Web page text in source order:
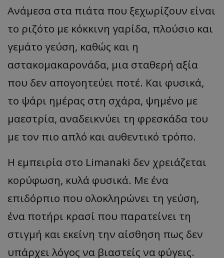
Ανάμεσα στα πιάτα που ξεχωρίζουν είναι
το ριζότο με κόκκινη γαρίδα, πλούσιο και
γεμάτο γεύση, καθώς και η
αστακομακαρονάδα, μια σταθερή αξία
που δεν απογοητεύει ποτέ. Και φυσικά,
το ψάρι ημέρας στη σχάρα, ψημένο με
μαεστρία, αναδεικνύει τη φρεσκάδα του
με τον πιο απλό και αυθεντικό τρόπο.
Η εμπειρία στο Limanaki δεν χρειάζεται
κορύφωση, κυλά φυσικά. Με ένα
επιδόρπιο που ολοκληρώνει τη γεύση,
ένα ποτήρι κρασί που παρατείνει τη
στιγμή και εκείνη την αίσθηση πως δεν
υπάρχει λόγος να βιαστείς να φύγεις.